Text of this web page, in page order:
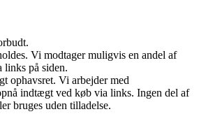
Vi modtager muligvis en andel af
links på siden.
ophavsret. Vi arbejder med
indtægt ved køb via links. Ingen del af
bruges uden tilladelse.